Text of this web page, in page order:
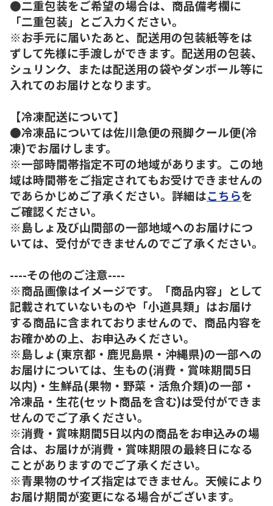
●二重包装をご希望の場合は、商品備考欄に
「二重包装」とご入力ください。
※お手元に届いたあと、配送用の包装紙等をは
ずして先様に手渡しができます。配送用の包装、
シュリンク、または配送用の袋やダンボール等に
入れてのお届けとなります。
【冷凍配送について】
●冷凍品については佐川急便の飛脚クール便(冷
凍)でお届けします。
※一部時間帯指定不可の地域があります。この地
域は時間帯をご指定されてもお受けできませんの
であらかじめご了承ください。詳細はこちらを
ご確認ください。
※島しょ及び山間部の一部地域へのお届けにつ
いては、受付ができませんのでご了承ください。
----その他のご注意----
※商品画像はイメージです。「商品内容」として
記載されていないものや「小道具類」はお届け
する商品に含まれておりませんので、商品内容を
お確かめの上、お申込みください。
※島しょ(東京都・鹿児島県・沖縄県)の一部への
お届けについては、生もの(消費・賞味期間5日
以内)・生鮮品(果物・野菜・活魚介類)の一部・
冷凍品・生花(セット商品を含む)は受付ができま
せんのでご了承ください。
※消費・賞味期間5日以内の商品をお申込みの場
合は、お届けが消費・賞味期限の最終日になる
ことがありますのでご了承ください。
※青果物のサイズ指定はできません。天候により
お届け期間が変更になる場合がございます。